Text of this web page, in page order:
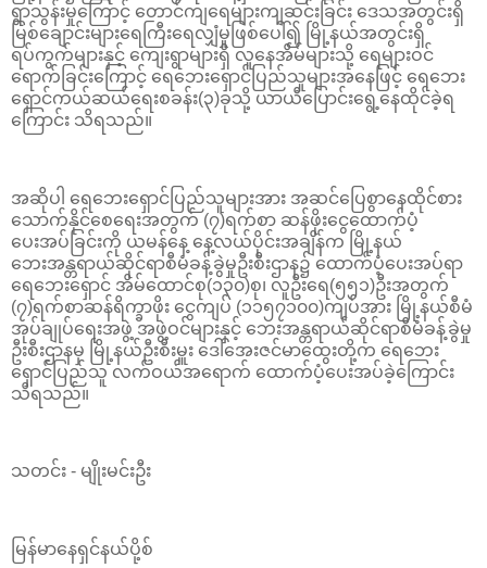
ရွာသွန်းမှုကြောင့် တောင်ကျရေများကျဆင်းခြင်း ဒေသအတွင်းရှိ
မြစ်ချောင်းများရေကြီးရေလျှံမှုဖြစ်ပေါ်၍ မြို့နယ်အတွင်းရှိ
ရပ်ကွက်များနှင့် ကျေးရွာများရှိ လူနေအိမ်များသို့ ရေများဝင်
ရောက်ခြင်းကြောင့် ရေဘေးရှောင်ပြည်သူများအနေဖြင့် ရေဘေး
ရှောင်ကယ်ဆယ်ရေးစခန်း(၃)ခုသို့ ယာယီပြောင်း‌ရွေ့နေထိုင်ခဲ့ရ
ကြောင်း သိရသည်။
အဆိုပါ ရေဘေးရှောင်ပြည်သူများအား အဆင်ပြေစွာနေထိုင်စား
သောက်နိုင်စေရေးအတွက် (၇)ရက်စာ ဆန်ဖိုးငွေထောက်ပံ့
ပေးအပ်ခြင်းကို ယမန်နေ့ နေ့လယ်ပိုင်းအချိန်က မြို့နယ်
ဘေးအန္တရာယ်ဆိုင်ရာစီမံခန့်ခွဲမှုဦးစီးဌာန၌ ထောက်ပံ့ပေးအပ်ရာ
ရေဘေးရှောင် အိမ်ထောင်စု(၁၃၀)စု၊ လူဦးရေ(၅၅၁)ဦးအတွက်
(၇)ရက်စာဆန်ရိက္ခာဖိုး ငွေကျပ် (၁၁၅၇၁၀၀)ကျပ်အား မြို့နယ်စီမံ
အုပ်ချုပ်ရေးအဖွဲ့ အဖွဲ့ဝင်များနှင့် ဘေးအန္တရာယ်ဆိုင်ရာစီမံခန့်ခွဲမှု
ဦးစီးဌာနမှ မြို့နယ်ဦးစီးမှူး ဒေါ်အေးဇင်မာထွေးတို့က ရေဘေး
ရှောင်ပြည်သူ လက်ဝယ်အရောက် ထောက်ပံ့ပေးအပ်ခဲ့ကြောင်း
သိရသည်။
သတင်း - မျိုးမင်းဦး
မြန်မာနေရှင်နယ်ပို့စ်